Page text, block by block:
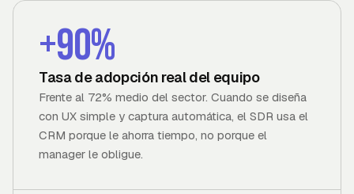
+90%
Tasa de adopción real del equipo
Frente al 72% medio del sector. Cuando se diseña
con UX simple y captura automática, el SDR usa el
CRM porque le ahorra tiempo, no porque el
manager le obligue.